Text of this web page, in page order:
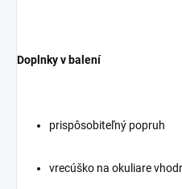
Doplnky v balení
prispôsobiteľný popruh
vrecúško na okuliare